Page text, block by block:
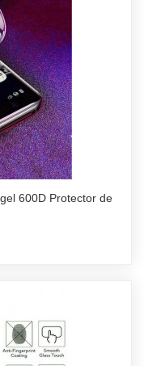
600D Protector de